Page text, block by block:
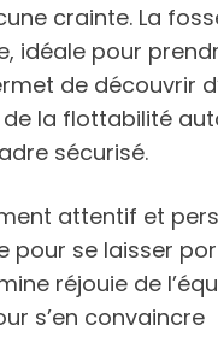
crainte. La
idéale pour
de découvrir
de la flottabilité
sécurisé.
attentif et
pour se laisser
réjouie de
s’en convaincre